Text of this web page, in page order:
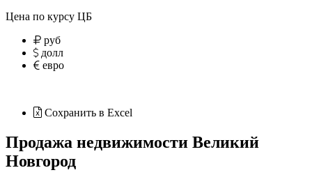
Цена по курсу ЦБ
руб
долл
евро
Сохранить в Excel
Продажа недвижимости Великий
Новгород